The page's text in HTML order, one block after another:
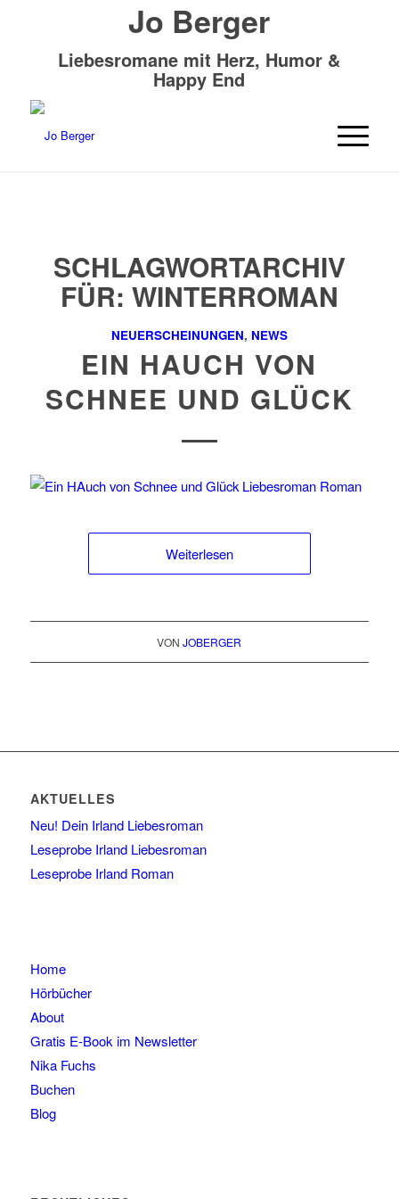
Jo Berger
Liebesromane mit Herz, Humor &
Happy End
SCHLAGWORTARCHIV
FÜR: WINTERROMAN
NEUERSCHEINUNGEN, NEWS
EIN HAUCH VON
SCHNEE UND GLÜCK
Weiterlesen
VONJOBERGER
AKTUELLES
Neu! Dein Irland Liebesroman
Leseprobe Irland Liebesroman
Leseprobe Irland Roman
Home
Hörbücher
About
Gratis E-Book im Newsletter
Nika Fuchs
Buchen
Blog